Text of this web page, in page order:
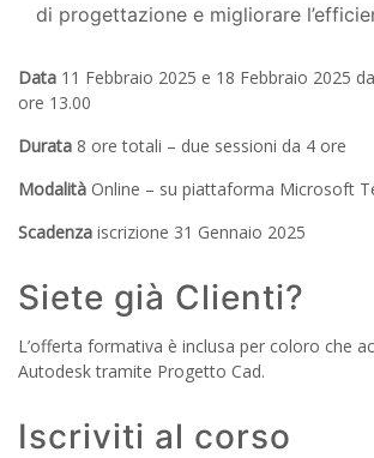
di progettazione e migliorare
Data 11 Febbraio 2025 e 18 Febbraio 2025
ore 13.00
Durata 8 ore totali – due sessioni da 4 ore
Modalità Online – su piattaforma Microsoft
Scadenza iscrizione 31 Gennaio 2025
Siete già Clienti?
L’offerta formativa è inclusa per coloro che
Autodesk tramite Progetto Cad.
Iscriviti al corso